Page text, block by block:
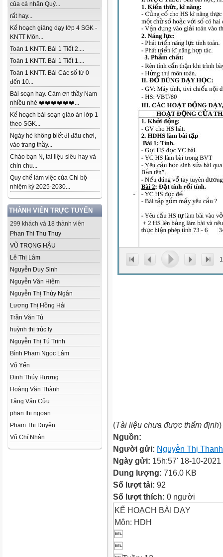
của cá nhân Quý...
rất hay...
Kế hoạch giảng dạy lớp 4 SGK -
KNTT Môn...
Toán 1 KNTT. Bài 1 Tiết 2....
Toán 1 KNTT. Bài 1 Tiết 1....
Toán 1 KNTT. Bài Các số từ 0
đến 10...
Bài soạn hay. Cảm ơn thầy Nam
nhiều nhé ❤️❤️❤️❤️❤️❤️...
Kế hoạch bài soạn giáo án lớp 1
theo SGK...
Ngày hè không biết đi đâu chơi,
vào trang thầy...
Chào bạn N, tài liệu siêu hay và
chỉn chu...
Quy chế làm việc của Chi bộ
nhiệm kỳ 2025-2030...
THÀNH VIÊN TRỰC TUYẾN
299 khách và 18 thành viên
Phan Thi Thu Thuy
VŨ TRỌNG HẬU
Lê Thị Lâm
Nguyễn Duy Sinh
Nguyễn Văn Hiệm
Nguyễn Thị Thùy Ngân
Lương Thị Hồng Hải
Trần Văn Tú
huỳnh thị trúc ly
Nguyễn Thị Tú Trinh
Bình Phạm Ngọc Lâm
Võ Yến
Đinh Thúy Hương
Hoàng Văn Thành
Tăng Văn Cửu
phan thị ngoan
Phạm Thị Duyên
Vũ Chí Nhân
1
(Tài liệu chưa được thẩm định)
Nguồn:
Người gửi: Nguyễn Thị
Ngày gửi: 15h:57' 18-10-2021
Dung lượng: 716.0 KB
Số lượt tải: 92
Số lượt thích: 0 người
KẾ HOẠCH BÀI DẠY
Môn: HDH

